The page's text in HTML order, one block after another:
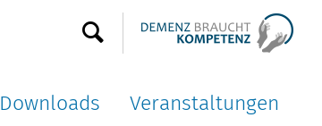
Downloads Veranstaltungen